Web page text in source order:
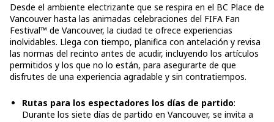
Desde el ambiente electrizante que se respira en el BC Place de
Vancouver hasta las animadas celebraciones del FIFA Fan
Festival™ de Vancouver, la ciudad te ofrece experiencias
inolvidables. Llega con tiempo, planifica con antelación y revisa
las normas del recinto antes de acudir, incluyendo los artículos
permitidos y los que no lo están, para asegurarte de que
disfrutes de una experiencia agradable y sin contratiempos.
Rutas para los espectadores los días de partido:
Durante los siete días de partido en Vancouver, se invita a